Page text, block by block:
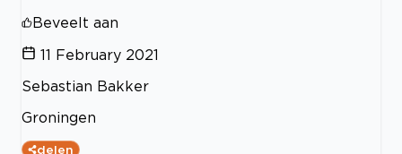
Beveelt aan
11 February 2021
Sebastian Bakker
Groningen
delen